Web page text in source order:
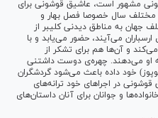
مشهور است، عاشیق قوشونی برای
مختلف سال خصوصا فصل بهار و
جهان به مناطق دیدنی کلیبر از
می‌آیند، حضور می‌یابد و با
و آن‌ها هم برای تشکر از
او می‌دهند. چهره‌ی دوست داشتنی
خود داده باعث می‌شود گردشگران
در اجرا‌های خود ترانه‌های
و جوانان برای آنان داستان‌های